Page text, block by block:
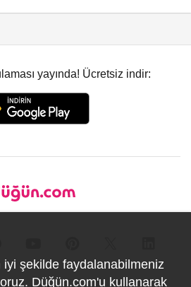
yayında! Ücretsiz indir:
şekilde faydalanabilmeniz
Düğün.com'u kullanarak